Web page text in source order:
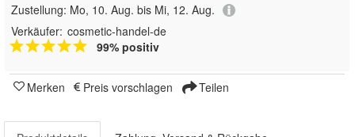
Zustellung: Mo, 10. Aug. bis Mi, 12. Aug.
Verkäufer: cosmetic-handel-de
99% positiv
Merken Preis vorschlagen Teilen